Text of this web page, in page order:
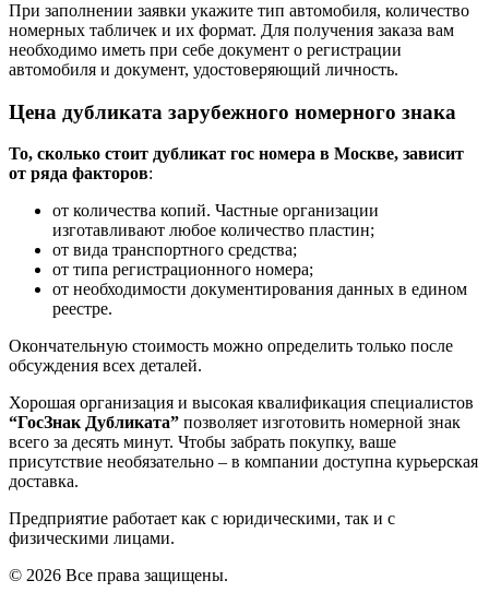
При заполнении заявки укажите тип автомобиля, количество
номерных табличек и их формат. Для получения заказа вам
необходимо иметь при себе документ о регистрации
автомобиля и документ, удостоверяющий личность.
Цена дубликата зарубежного номерного знака
То, сколько стоит дубликат гос номера в Москве, зависит
от ряда факторов:
от количества копий. Частные организации
изготавливают любое количество пластин;
от вида транспортного средства;
от типа регистрационного номера;
от необходимости документирования данных в едином
реестре.
Окончательную стоимость можно определить только после
обсуждения всех деталей.
Хорошая организация и высокая квалификация специалистов
“ГосЗнак Дубликата” позволяет изготовить номерной знак
всего за десять минут. Чтобы забрать покупку, ваше
присутствие необязательно – в компании доступна курьерская
доставка.
Предприятие работает как с юридическими, так и с
физическими лицами.
© 2026 Все права защищены.